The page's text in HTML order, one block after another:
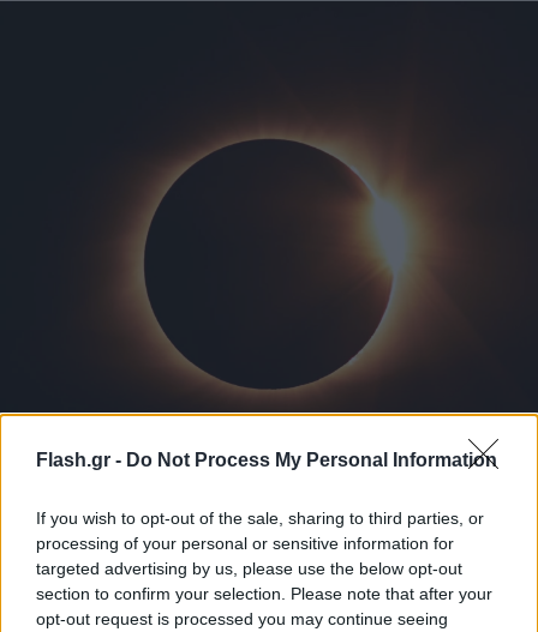
Flash.gr - Do Not Process My Personal Information
If you wish to opt-out of the sale, sharing to third parties, or
processing of your personal or sensitive information for
targeted advertising by us, please use the below opt-out
section to confirm your selection. Please note that after your
opt-out request is processed you may continue seeing
Ολική έκλειψη Ηλίου στις 12 Αυγούστου: 13
εντυπωσιακά φαινόμενα που αξίζει να
παρατηρήσετε